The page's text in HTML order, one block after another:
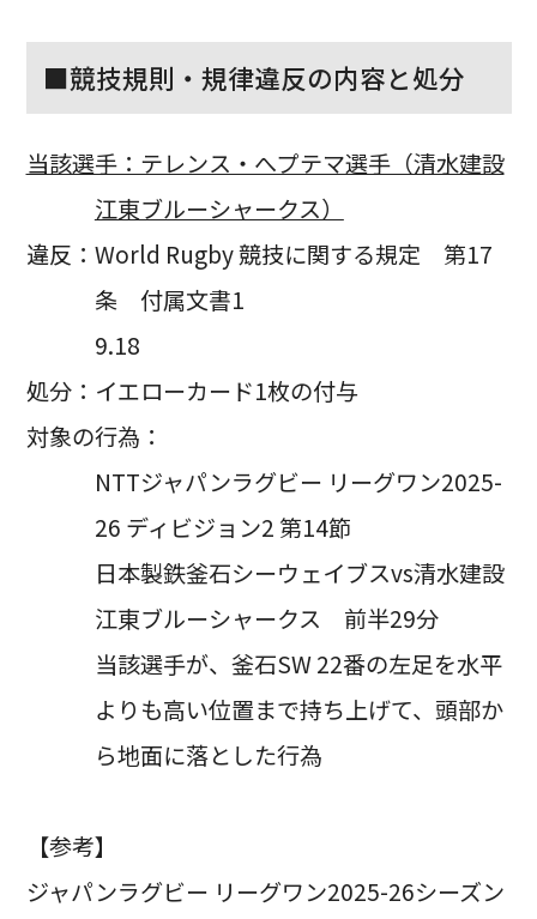
■競技規則・規律違反の内容と処分
当該選手：テレンス・へプテマ選手（清水建設
江東ブルーシャークス）
違反：World Rugby 競技に関する規定 第17
条 付属文書1
9.18
処分：イエローカード1枚の付与
対象の行為：
NTTジャパンラグビー リーグワン2025-
26 ディビジョン2 第14節
日本製鉄釜石シーウェイブスvs清水建設
江東ブルーシャークス 前半29分
当該選手が、釜石SW 22番の左足を水平
よりも高い位置まで持ち上げて、頭部か
ら地面に落とした行為
【参考】
ジャパンラグビー リーグワン2025-26シーズン